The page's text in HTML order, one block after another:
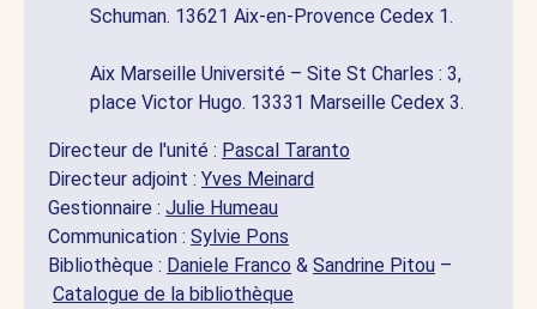
Schuman. 13621 Aix-en-Provence Cedex 1.
Aix Marseille Université – Site St Charles : 3,
place Victor Hugo. 13331 Marseille Cedex 3.
Directeur de l'unité : Pascal Taranto
Directeur adjoint : Yves Meinard
Gestionnaire : Julie Humeau
Communication : Sylvie Pons
Bibliothèque : Daniele Franco & Sandrine Pitou –
Catalogue de la bibliothèque